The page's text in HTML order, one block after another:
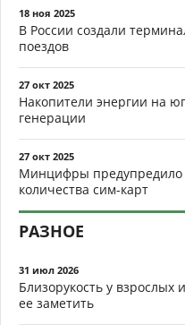
18 ноя 2025
В России создали
поездов
27 окт 2025
Накопители энергии на
генерации
27 окт 2025
Минцифры предупредило
количества сим-карт
РАЗНОЕ
31 июл 2026
Близорукость у
ее заметить